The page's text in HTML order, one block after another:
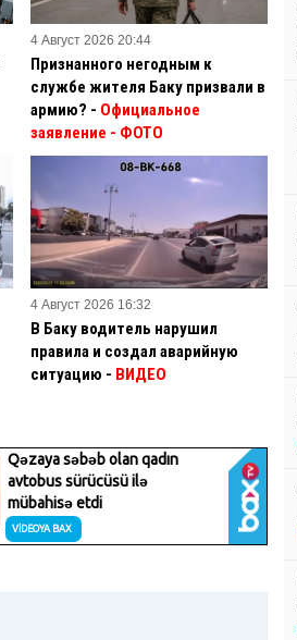
4 Август 2026 20:44
Признанного негодным к
службе жителя Баку призвали в
армию? - Официальное
заявление - ФОТО
4 Август 2026 16:32
В Баку водитель нарушил
правила и создал аварийную
ситуацию - ВИДЕО